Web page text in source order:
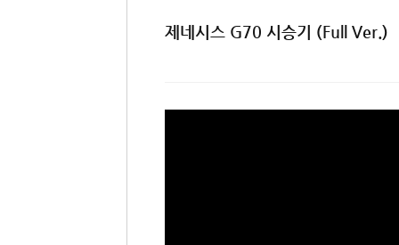
제네시스 G70 시승기 (Full Ver.)